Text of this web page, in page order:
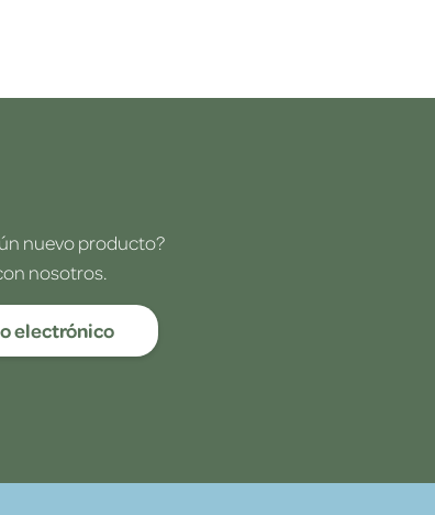
nuevo producto?
nosotros.
electrónico